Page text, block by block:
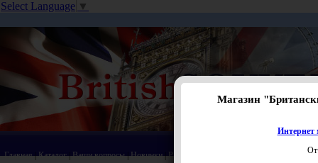
Select Language ▼
Главная|Каталог|Ваши вопросы|Новинки|Распродажа
Магазин
Интернет